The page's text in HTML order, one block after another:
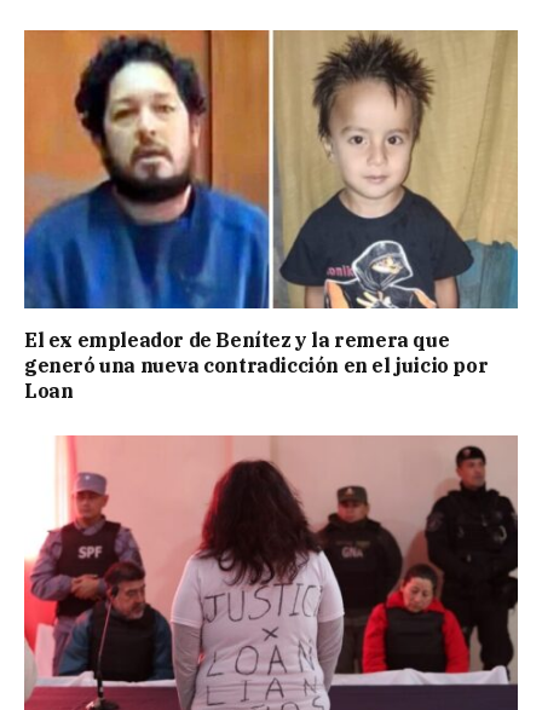
El ex empleador de Benítez y la remera que
generó una nueva contradicción en el juicio por
Loan